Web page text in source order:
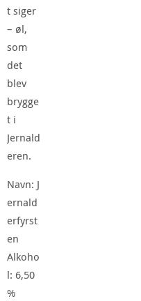
t siger
– øl,
som
det
blev
brygge
t i
Jernald
eren.
Navn: J
ernald
erfyrst
en
Alkoho
l: 6,50
%